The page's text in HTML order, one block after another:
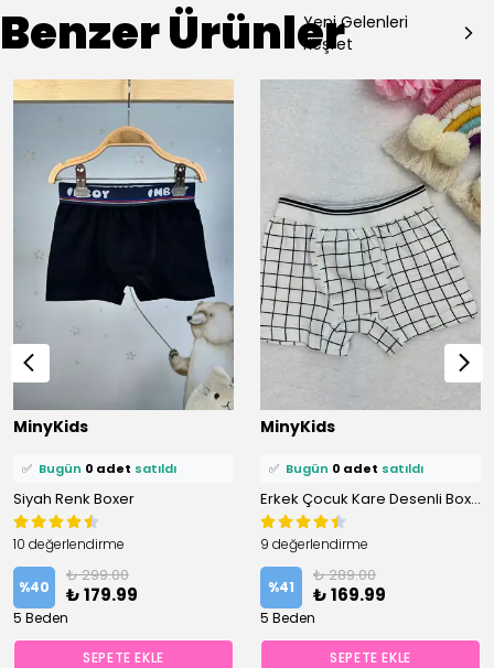
Benzer ÜrünlerYeni Gelenleri
Keşfet
MinyKids
⭐️ Bu ürünü0 kişifavoriledi!
0 kişi
✅ Bugün 0 adet satıldı
Siyah Renk Boxer
10 değerlendirme
%40
₺ 299.00
₺ 179.99
5 Beden
SEPETE EKLE
MinyKids
⭐️ Bu ürünü0 kişifavoriledi!
0 kişi
✅ Bugün 0 adet satıldı
Erkek Çocuk Kare Desenli Boxer
9 değerlendirme
%41
₺ 289.00
₺ 169.99
5 Beden
SEPETE EKLE